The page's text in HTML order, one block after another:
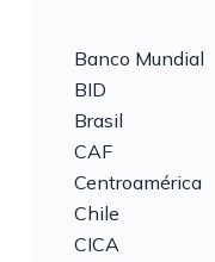
Banco Mundial
BID
Brasil
CAF
Centroamérica
Chile
CICA